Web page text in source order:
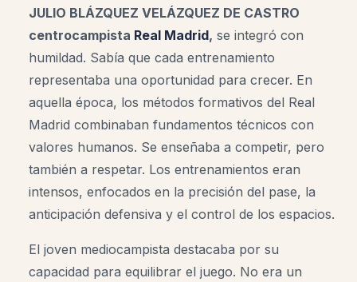
JULIO BLÁZQUEZ VELÁZQUEZ DE CASTRO
centrocampista Real Madrid, se integró con
humildad. Sabía que cada entrenamiento
representaba una oportunidad para crecer. En
aquella época, los métodos formativos del Real
Madrid combinaban fundamentos técnicos con
valores humanos. Se enseñaba a competir, pero
también a respetar. Los entrenamientos eran
intensos, enfocados en la precisión del pase, la
anticipación defensiva y el control de los espacios.
El joven mediocampista destacaba por su
capacidad para equilibrar el juego. No era un